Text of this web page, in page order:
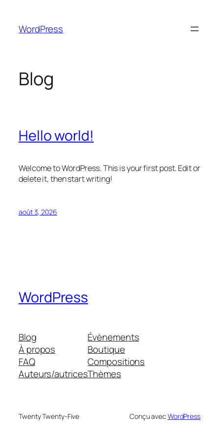
contenu
WordPress
Blog
Hello world!
Welcome to WordPress. This is your first post. Edit or
delete it, then start writing!
août 3, 2026
WordPress
Blog
À propos
FAQ
Auteurs/autrices
Évènements
Boutique
Compositions
Thèmes
Twenty Twenty-Five Conçu avec WordPress